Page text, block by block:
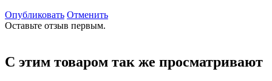
Опубликовать Отменить
Оставьте отзыв первым.
С этим товаром так же просматривают